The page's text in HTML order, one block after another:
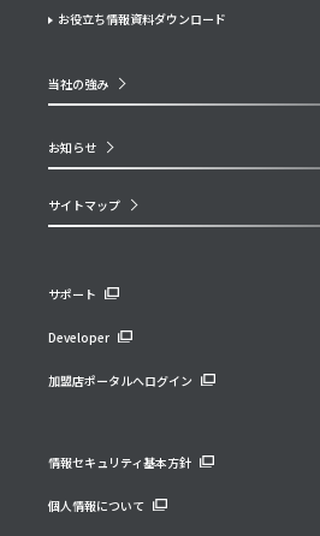
当社の強み
お知らせ
お役立ち情報資料ダウンロード
サイトマップ
サポート
Developer
加盟店ポータルへログイン
情報セキュリティ基本方針
個人情報について